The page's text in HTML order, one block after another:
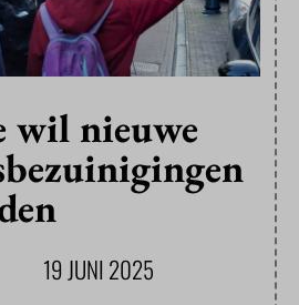
wil nieuwe
19 JUNI 2025